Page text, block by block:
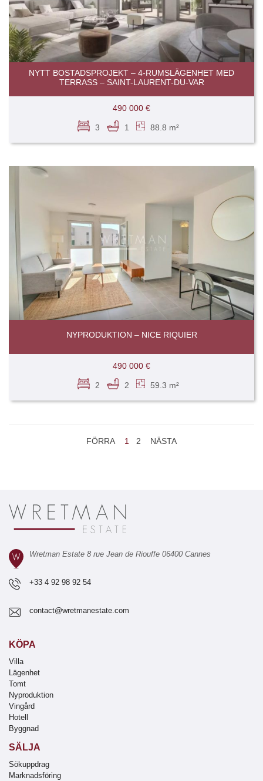
NYTT BOSTADSPROJEKT – 4-RUMSLÄGENHET MED
TERRASS – SAINT-LAURENT-DU-VAR
490 000 €
3 1 88.8 m²
NYPRODUKTION – NICE RIQUIER
490 000 €
2 2 59.3 m²
FÖRRA 1 2 NÄSTA
Wretman Estate 8 rue Jean de Riouffe 06400 Cannes
+33 4 92 98 92 54
contact@wretmanestate.com
KÖPA
Villa
Lägenhet
Tomt
Nyproduktion
Vingård
Hotell
Byggnad
SÄLJA
Sökuppdrag
Marknadsföring